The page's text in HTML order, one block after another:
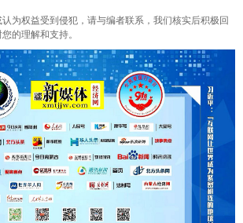
为权益受到侵犯，请与编者联系，我们核实后积极回
的理解和支持。